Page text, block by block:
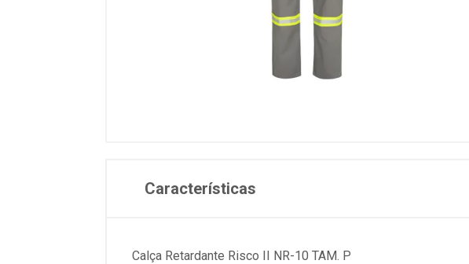
Características
Calça Retardante Risco II NR-10 TAM. P